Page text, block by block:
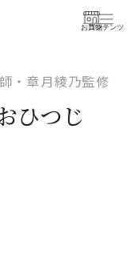
お買物
コンテンツ
・章月綾乃監修
ひつじ